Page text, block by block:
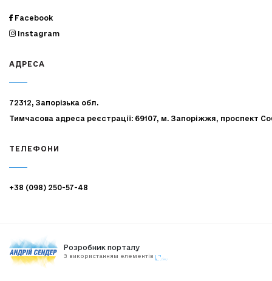
Facebook
Instagram
АДРЕСА
72312, Запорізька обл.
Тимчасова адреса реєстрації: 69107, м. Запоріжжя, проспект
ТЕЛЕФОНИ
+38 (098) 250-57-48
Розробник порталу
З використанням елементів